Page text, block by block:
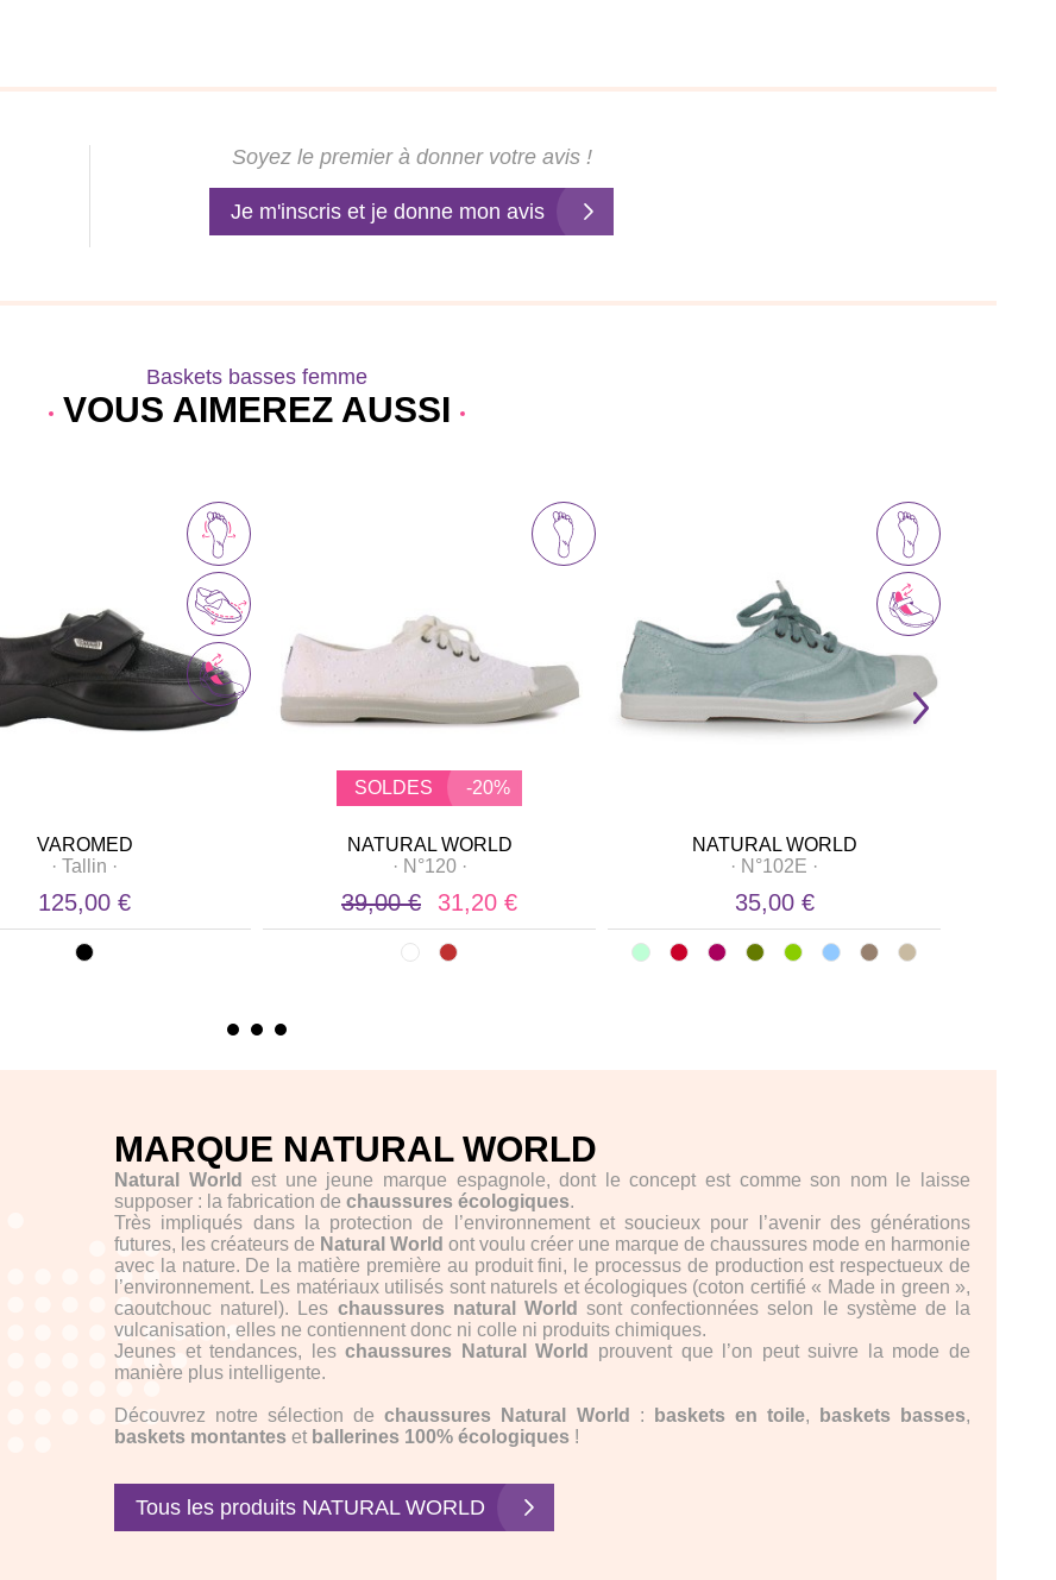
Soyez le premier à donner votre avis !
Je m'inscris et je donne mon avis
Baskets basses femme
VOUS AIMEREZ AUSSI
VAROMED
· Tallin ·
125,00 €
SOLDES -20%
NATURAL WORLD
· N°120·
39,00 € 31,20 €
NATURAL WORLD
· N°102E ·
35,00 €
MARQUE NATURAL WORLD
Natural World est une jeune marque espagnole, dont le concept est comme son nom le laisse
supposer : la fabrication de chaussures écologiques.
Très impliqués dans la protection de l’environnement et soucieux pour l’avenir des générations
futures, les créateurs de Natural World ont voulu créer une marque de chaussures mode en harmonie
avec la nature. De la matière première au produit fini, le processus de production est respectueux de
l’environnement. Les matériaux utilisés sont naturels et écologiques (coton certifié « Made in green »,
caoutchouc naturel). Les chaussures natural World sont confectionnées selon le système de la
vulcanisation, elles ne contiennent donc ni colle ni produits chimiques.
Jeunes et tendances, leschaussures Natural World
prouvent que l’on peut suivre la mode de
manière plus intelligente.
Découvrez notre sélection dechaussures Natural World : baskets en toile, baskets basses,
baskets montantes et ballerines 100% écologiques !
Tous les produits NATURAL WORLD